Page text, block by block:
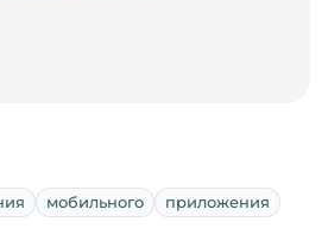
мобильного приложения